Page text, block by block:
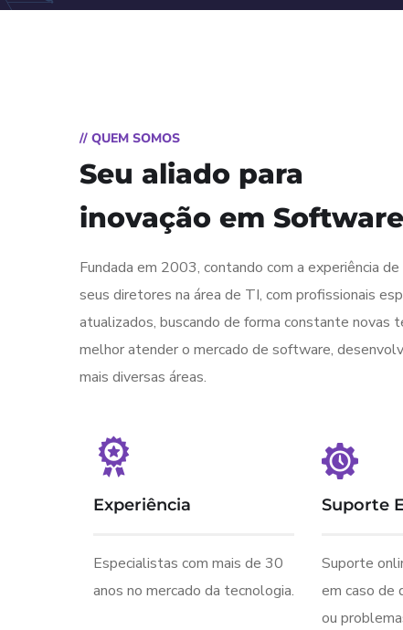
// QUEM SOMOS
Seu aliado para
inovação em
Fundada em 2003, contando com a experiência
seus diretores na área de TI, com profissionais
atualizados, buscando de forma constante novas
melhor atender o mercado de software,
mais diversas áreas.
Experiência
Especialistas com mais de 30
anos no mercado da tecnologia.
Suporte
Suporte
em caso de
ou